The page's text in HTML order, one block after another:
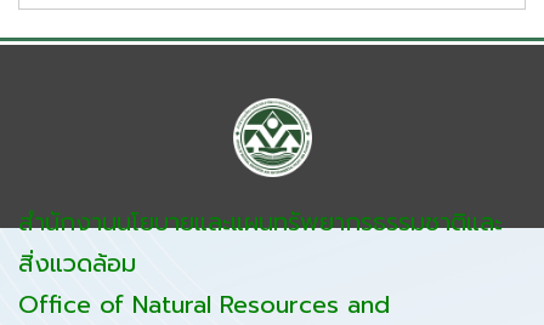
สำนักงานนโยบายและแผนทรัพยากรธรรมชาติและ
สิ่งแวดล้อม
Office of Natural Resources and